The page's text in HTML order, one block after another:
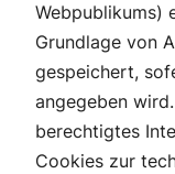
Webpublikums)
Grundlage von
gespeichert,
angegeben
berechtigtes
Cookies zur